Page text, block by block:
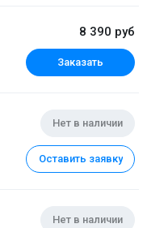
8 390 руб
Заказать
Нет в наличии
Оставить заявку
Нет в наличии